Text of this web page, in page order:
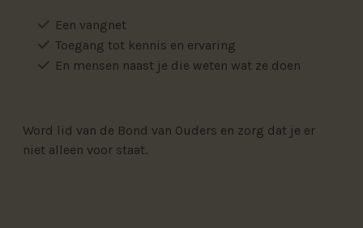
Een vangnet
Toegang tot kennis en ervaring
En mensen naast je die weten wat ze doen
Word lid van de Bond van Ouders en zorg dat je er
niet alleen voor staat.